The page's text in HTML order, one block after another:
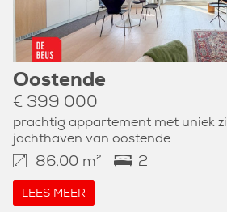
Oostende
€ 399 000
prachtig appartement met uniek
jachthaven van oostende
86.00 m² 2
LEES MEER